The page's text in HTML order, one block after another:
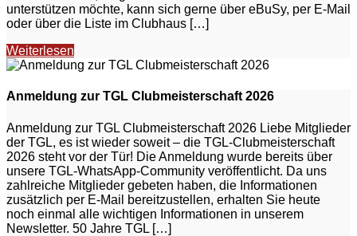
unterstützen möchte, kann sich gerne über eBuSy, per E-Mail
oder über die Liste im Clubhaus […]
Weiterlesen
Anmeldung zur TGL Clubmeisterschaft 2026
Anmeldung zur TGL Clubmeisterschaft 2026 Liebe Mitglieder
der TGL, es ist wieder soweit – die TGL-Clubmeisterschaft
2026 steht vor der Tür! Die Anmeldung wurde bereits über
unsere TGL-WhatsApp-Community veröffentlicht. Da uns
zahlreiche Mitglieder gebeten haben, die Informationen
zusätzlich per E-Mail bereitzustellen, erhalten Sie heute
noch einmal alle wichtigen Informationen in unserem
Newsletter. 50 Jahre TGL […]